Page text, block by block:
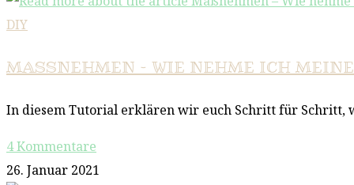
DIY
MASSNEHMEN – WIE NEHME ICH
In diesem Tutorial erklären wir euch Schritt für Schritt,
4 Kommentare
26. Januar 2021